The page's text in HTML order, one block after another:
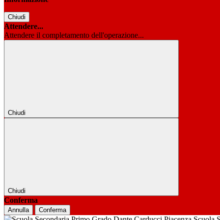
Chiudi
Attendere...
Attendere il completamento dell'operazione...
Chiudi
Chiudi
Conferma
Annulla Conferma